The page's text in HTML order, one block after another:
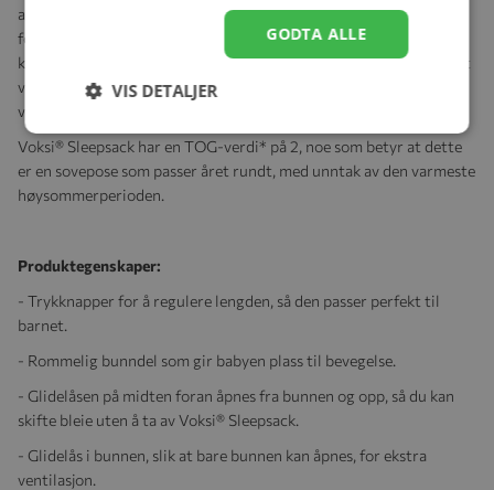
at du som forelder kan følge deg trygg på at barnet har de beste
forutsetningene for en god søvn. Bare kle på barnet i passende
klær under soveposen. Å lukke glidelåsen på posen vil umiddelbart
virke beroligende på barnet, noe som gjør de trygge med en
velkjent rutine for sovetid.
Voksi® Sleepsack har en TOG-verdi* på 2, noe som betyr at dette
er en sovepose som passer året rundt, med unntak av den varmeste
høysommerperioden.
Produktegenskaper:
- Trykknapper for å regulere lengden, så den passer perfekt til
barnet.
- Rommelig bunndel som gir babyen plass til bevegelse.
- Glidelåsen på midten foran åpnes fra bunnen og opp, så du kan
skifte bleie uten å ta av Voksi® Sleepsack.
- Glidelås i bunnen, slik at bare bunnen kan åpnes, for ekstra
ventilasjon.
GODTA ALLE
VIS DETALJER